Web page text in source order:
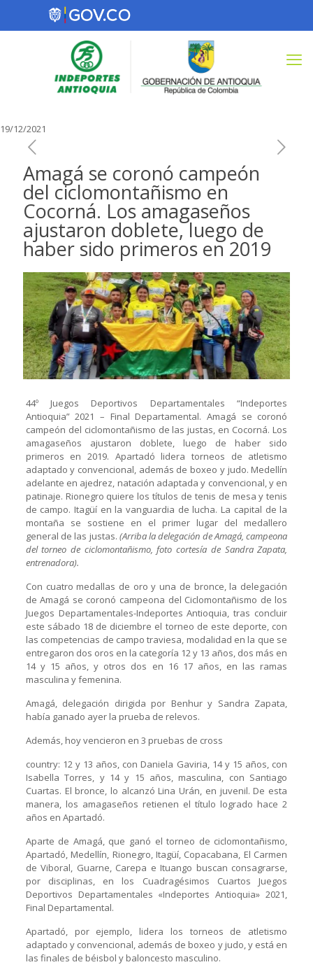
19/12/2021
Amagá se coronó campeón
del ciclomontañismo en
Cocorná. Los amagaseños
ajustaron doblete, luego de
haber sido primeros en 2019
44º Juegos Deportivos Departamentales “Indeportes
Antioquia” 2021 – Final Departamental. Amagá se coronó
campeón del ciclomontañismo de las justas, en Cocorná. Los
amagaseños ajustaron doblete, luego de haber sido
primeros en 2019. Apartadó lidera torneos de atletismo
adaptado y convencional, además de boxeo y judo. Medellín
adelante en ajedrez, natación adaptada y convencional, y en
patinaje. Rionegro quiere los títulos de tenis de mesa y tenis
de campo. Itagüí en la vanguardia de lucha. La capital de la
montaña se sostiene en el primer lugar del medallero
general de las justas. (Arriba la delegación de Amagá, campeona
del torneo de ciclomontañismo, foto cortesía de Sandra Zapata,
entrenadora).
Con cuatro medallas de oro y una de bronce, la delegación
de Amagá se coronó campeona del Ciclomontañismo de los
Juegos Departamentales-Indeportes Antioquia, tras concluir
este sábado 18 de diciembre el torneo de este deporte, con
las competencias de campo traviesa, modalidad en la que se
entregaron dos oros en la categoría 12 y 13 años, dos más en
14 y 15 años, y otros dos en 16 17 años, en las ramas
masculina y femenina.
Amagá, delegación dirigida por Benhur y Sandra Zapata,
había ganado ayer la prueba de relevos.
Además, hoy vencieron en 3 pruebas de cross
country: 12 y 13 años, con Daniela Gaviria, 14 y 15 años, con
Isabella Torres, y 14 y 15 años, masculina, con Santiago
Cuartas. El bronce, lo alcanzó Lina Urán, en juvenil. De esta
manera, los amagaseños retienen el título logrado hace 2
años en Apartadó.
Aparte de Amagá, que ganó el torneo de ciclomontañismo,
Apartadó, Medellín, Rionegro, Itagüí, Copacabana, El Carmen
de Viboral, Guarne, Carepa e Ituango buscan consagrarse,
por disciplinas, en los Cuadragésimos Cuartos Juegos
Deportivos Departamentales «Indeportes Antioquia» 2021,
Final Departamental.
Apartadó, por ejemplo, lidera los torneos de atletismo
adaptado y convencional, además de boxeo y judo, y está en
las finales de béisbol y baloncesto masculino.